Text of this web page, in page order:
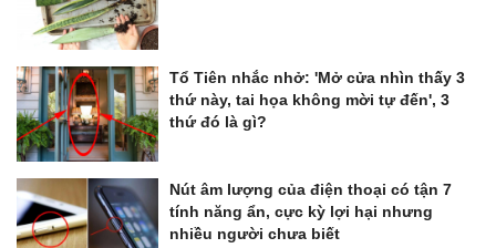
Tổ Tiên nhắc nhở: 'Mở cửa nhìn thấy 3
thứ này, tai họa không mời tự đến', 3
thứ đó là gì?
Nút âm lượng của điện thoại có tận 7
tính năng ẩn, cực kỳ lợi hại nhưng
nhiều người chưa biết